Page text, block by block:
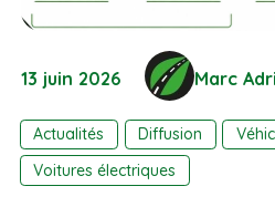
13 juin 2026 Marc
Actualités Diffusion
Voitures électriques